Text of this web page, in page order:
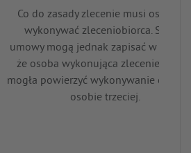
Co do zasady zlecenie musi
wykonywać zleceniobiorca. Strony
umowy mogą jednak zapisać w
że osoba wykonująca zlecenie
mogła powierzyć wykonywanie
osobie trzeciej.